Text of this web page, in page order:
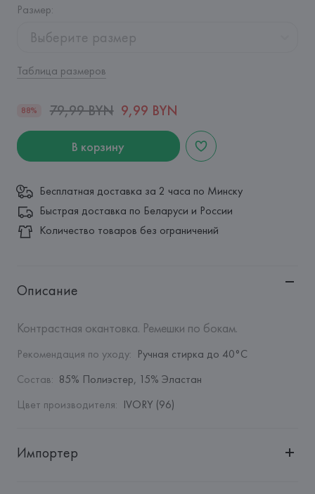
Размер:
Выберите размер
Таблица размеров
88% 79,99 BYN 9,99 BYN
В корзину
Бесплатная доставка за 2 часа по Минску
Быстрая доставка по Беларуси и России
Количество товаров без ограничений
Описание
Контрастная окантовка. Ремешки по бокам.
Рекомендация по уходу: Ручная стирка до 40°C
Состав: 85% Полиэстер, 15% Эластан
Цвет производителя: IVORY (96)
Импортер